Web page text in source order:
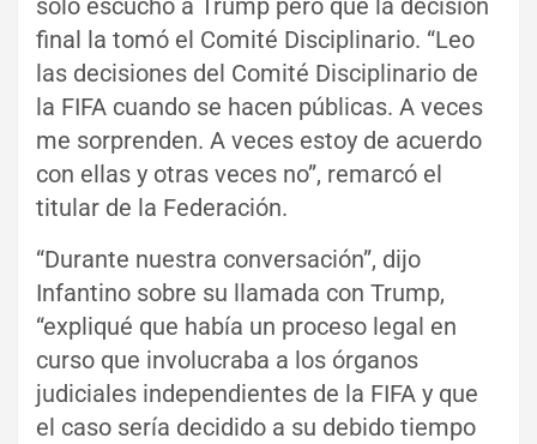
final la tomó el Comité Disciplinario. “Leo
las decisiones del Comité Disciplinario de
la FIFA cuando se hacen públicas. A veces
me sorprenden. A veces estoy de acuerdo
con ellas y otras veces no”, remarcó el
titular de la Federación.
“Durante nuestra conversación”, dijo
Infantino sobre su llamada con Trump,
“expliqué que había un proceso legal en
curso que involucraba a los órganos
judiciales independientes de la FIFA y que
el caso sería decidido a su debido tiempo